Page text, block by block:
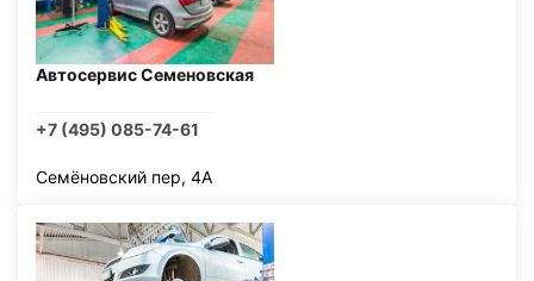
Автосервис Семеновская
+7 (495) 085-74-61
Семёновский пер, 4А